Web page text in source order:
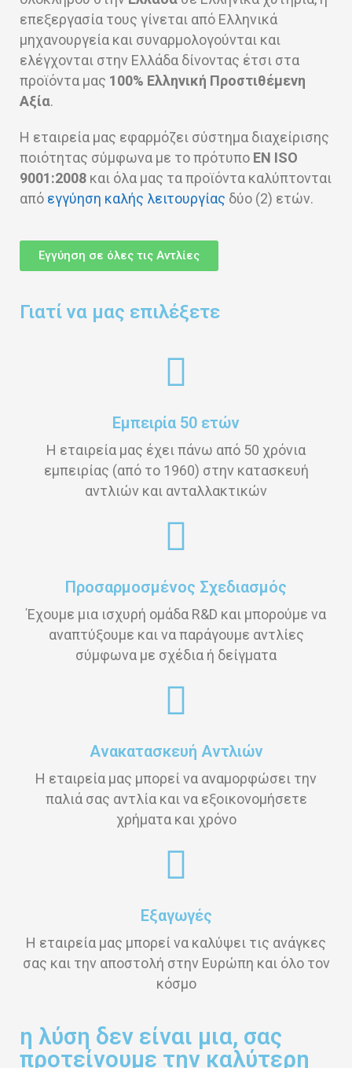
Δείτε τα προιόντα
επεξεργασία τους γίνεται από Ελληνικά
μηχανουργεία και συναρμολογούνται και
ελέγχονται στην Ελλάδα δίνοντας έτσι στα
προϊόντα μας 100% Ελληνική Προστιθέμενη
Αξία.
Η εταιρεία μας εφαρμόζει σύστημα διαχείρισης
ποιότητας σύμφωνα με το πρότυπο EN ISO
9001:2008 και όλα μας τα προϊόντα καλύπτονται
από εγγύηση καλής λειτουργίας δύο (2) ετών.
Εγγύηση σε όλες τις Αντλίες
Γιατί να μας επιλέξετε
Εμπειρία 50 ετών
Η εταιρεία μας έχει πάνω από 50 χρόνια
εμπειρίας (από το 1960) στην κατασκευή
αντλιών και ανταλλακτικών
Προσαρμοσμένος Σχεδιασμός
Έχουμε μια ισχυρή ομάδα R&D και μπορούμε να
αναπτύξουμε και να παράγουμε αντλίες
σύμφωνα με σχέδια ή δείγματα
Ανακατασκευή Αντλιών
Η εταιρεία μας μπορεί να αναμορφώσει την
παλιά σας αντλία και να εξοικονομήσετε
χρήματα και χρόνο
Εξαγωγές
Η εταιρεία μας μπορεί να καλύψει τις ανάγκες
σας και την αποστολή στην Ευρώπη και όλο τον
κόσμο
η λύση δεν είναι μια, σας
προτείνουμε την καλύτερη